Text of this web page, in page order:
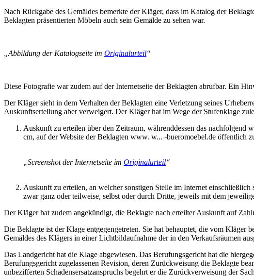
Nach Rückgabe des Gemäldes bemerkte der Kläger, dass im Katalog der
Beklagten präsentierten Möbeln auch sein Gemälde zu sehen war.
„Abbildung der Katalogseite im Originalurteil“
Diese Fotografie war zudem auf der Internetseite der Beklagten abrufbar. Ein
Der Kläger sieht in dem Verhalten der Beklagten eine Verletzung seines
Auskunftserteilung aber verweigert. Der Kläger hat im Wege der Stufenklage
Auskunft zu erteilen über den Zeitraum, währenddessen das
cm, auf der Website der Beklagten www. w... -bueromoebel.de öffentlich
„Screenshot der Internetseite im Originalurteil“
Auskunft zu erteilen, an welcher sonstigen Stelle im Internet
zwar ganz oder teilweise, selbst oder durch Dritte, jeweils mit dem
Der Kläger hat zudem angekündigt, die Beklagte nach erteilter Auskunft auf
Die Beklagte ist der Klage entgegengetreten. Sie hat behauptet, die vom Kläger
Gemäldes des Klägers in einer Lichtbildaufnahme der in den Verkaufsräumen
Das Landgericht hat die Klage abgewiesen. Das Berufungsgericht hat die
Berufungsgericht zugelassenen Revision, deren Zurückweisung die Beklagte
unbezifferten Schadensersatzanspruchs begehrt er die Zurückverweisung der